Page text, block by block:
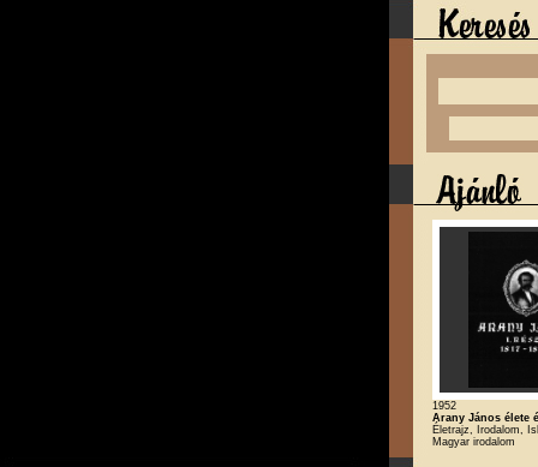
1952
Arany János élete
Életrajz, Irodalom,
Magyar irodalom